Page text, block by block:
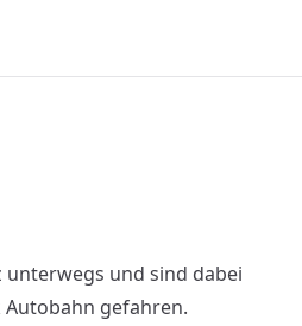
und sind dabei
Autobahn gefahren.